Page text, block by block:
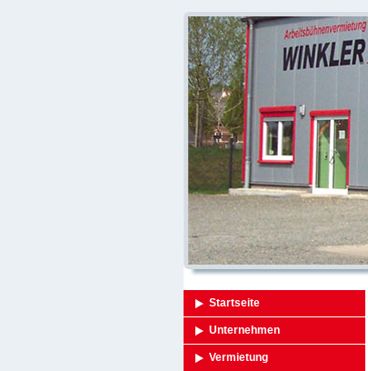
Startseite
Unternehmen
Vermietung